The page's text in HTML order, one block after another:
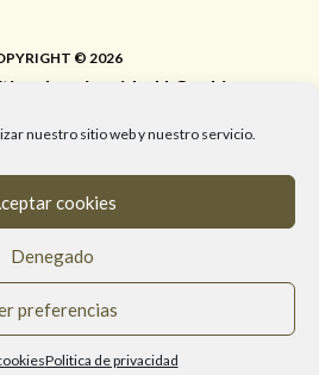
nuestro sitio web y nuestro servicio.
cookies
Denegado
preferencias
Politica de privacidad
© 2026
de privacidad | Cookies
058 961 / #RedSevillaSinGluten
/